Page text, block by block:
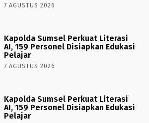
7 AGUSTUS 2026
Kapolda Sumsel Perkuat Literasi
AI, 159 Personel Disiapkan Edukasi
Pelajar
7 AGUSTUS 2026
Kapolda Sumsel Perkuat Literasi
AI, 159 Personel Disiapkan Edukasi
Pelajar